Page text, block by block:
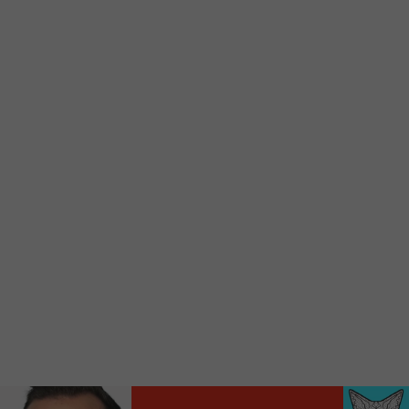
locale vous sont maintenant accessibles en un clic!